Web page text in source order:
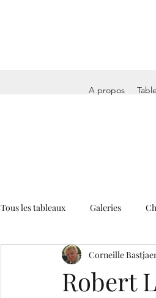
A propos
Tous les tableaux Galeries
Robert
Corneille